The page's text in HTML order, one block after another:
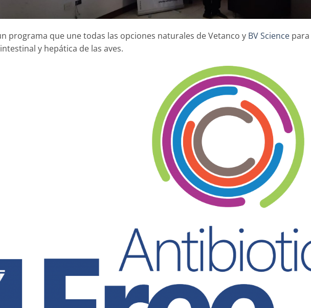
programa que une todas las opciones naturales de Vetanco y BV Science para
y hepática de las aves.